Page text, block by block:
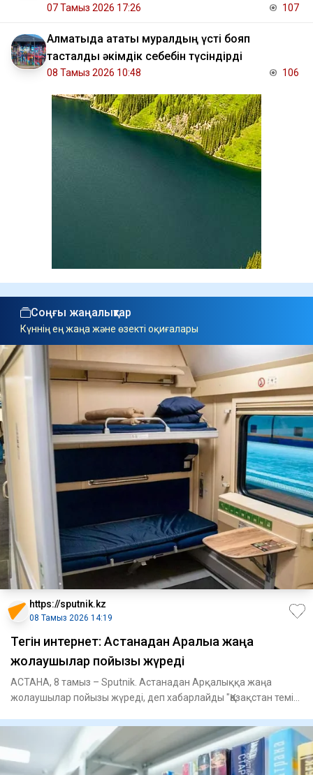
07 Тамыз 2026 17:26 107
Алматыда атақты муралдың үсті бояп
тасталды әкімдік себебін түсіндірді
08 Тамыз 2026 10:48 106
Соңғы жаңалықтар
Күннің ең жаңа және өзекті оқиғалары
https://sputnik.kz
08 Тамыз 2026 14:19
Тегін интернет: Астанадан Арқалыққа жаңа
жолаушылар пойызы жүреді
АСТАНА, 8 тамыз – Sputnik. Астанадан Арқалыққа жаңа
жолаушылар пойызы жүреді, деп хабарлайды "Қазақстан темір